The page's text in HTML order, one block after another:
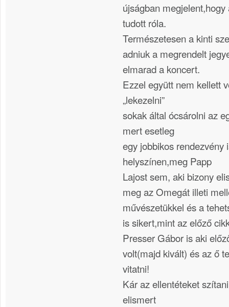
újságban
tudott róla.
Természetesen a kinti
adniuk a megrendelt
elmarad a koncert.
Ezzel együtt nem kellett
„lekezelni”
sokak által ócsárolni az
mert esetleg
egy jobbikos rendezvény
helyszínen,meg Papp
Lajost sem, aki bizony
meg az Omegát illeti
művészetükkel és a
is sikert,mint az előző
Presser Gábor is aki
volt(majd kivált) és az ő
vitatni!
Kár az ellentéteket
elismert